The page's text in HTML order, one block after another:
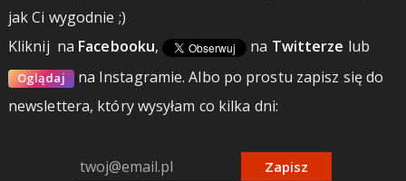
jak Ci wygodnie ;)
Kliknij na Facebooku, na Twitterze lub
Oglądaj na Instagramie.Albo po prostu zapisz się do
newslettera, który wysyłam co kilka dni:
Zapisz